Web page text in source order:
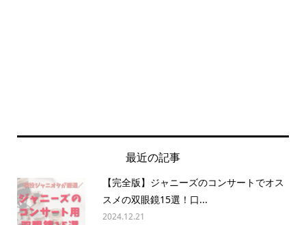
最近の記事
【完全版】ジャニーズのコンサートでオス
スメの双眼鏡15選！口...
2024.12.21